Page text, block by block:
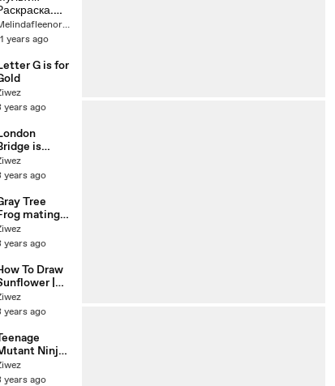
для детей
машинки
Цвета -
2
Melindafleenor74
years ago
G is for
years ago
is
Down |
years ago
Tree
mating
years ago
To Draw
|
Dibujar
Girasol |
2
years ago
Ninja
-
years ago